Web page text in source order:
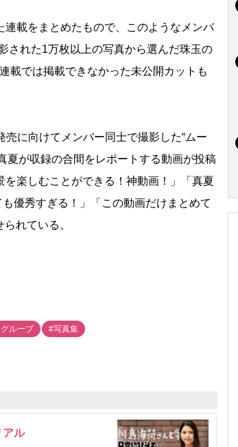
載をまとめたもので、このようなメンバ
された1万枚以上の写真から選んだ珠玉の
載では掲載できなかった未公開カットも
に向けてメンバー同士で撮影した“ムー
夏が収録の合間をレポートする動画が投稿
楽しむことができる！神動画！」「真夏
優秀すぎる！」「この動画だけまとめて
れている。
ループ #写真集
アル